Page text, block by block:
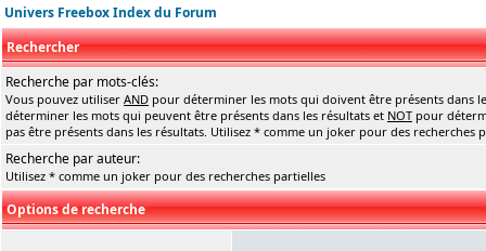
Univers Freebox Index du Forum
Rechercher
Recherche par mots-clés:
Vous pouvez utiliser AND pour déterminer les mots qui doivent être présents dans
déterminer les mots qui peuvent être présents dans les résultats et NOT pour
pas être présents dans les résultats. Utilisez * comme un joker pour des recherches
Recherche par auteur:
Utilisez * comme un joker pour des recherches partielles
Options de recherche